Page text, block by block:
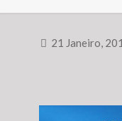
21 Janeiro,